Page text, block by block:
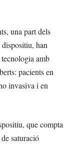
una part dels
han
amb
pacients en
invasiva i en
que compta
saturació